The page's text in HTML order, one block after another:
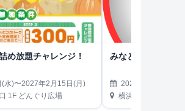
め放題チャレンジ！
水)〜2027年2月15日(月)
1F どんぐり広場
みなとみらい熱気
2026年4月19日(
横浜ハンマーヘッド第3駐